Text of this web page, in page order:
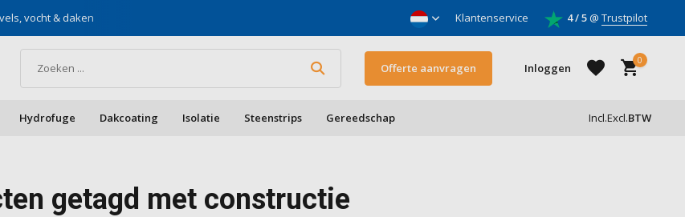
vocht & daken Klantenservice 4 / 5@ Trustpilot
Offerte aanvragen Inloggen
0
Hydrofuge Dakcoating Isolatie Steenstrips Gereedschap Incl.Excl.BTW
getagd met constructie